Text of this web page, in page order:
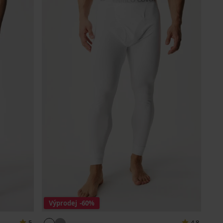
Výprodej -60%